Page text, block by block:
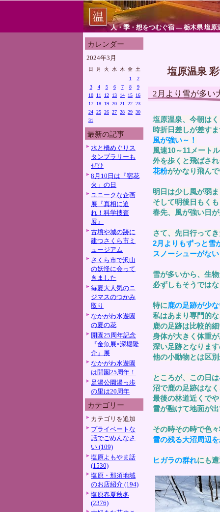
人・季・想をつむぐ宿 ― 栃木県 塩原
カレンダー
2024年3月
日 月 火 水 木 金
土
1
2
3
4 5 6 7 8
9
10
11 12 13 14 15
16
17
18 19 20 21 22 23
24 25 26 27 28 29 30
31
最新の記事
水と橋めぐりス
タンプラリーも
ぜひ
8月10日は『宿花
火」の日
ユニークな企画
展『真相に迫
れ！科学捜査
展』
古墳や城の跡に
建つさくら市ミ
ュージアム
さくら市で沢山
の妖怪に会って
きました
毎夏大人気のニ
ジマスのつかみ
取り
なかがわ水遊園
の夏の花
開園25周年記念
『金魚展×深堀隆
介』展
なかがわ水遊園
は開園25周年！
足湯公園湯っ歩
の里は20周年
カテゴリー
カテゴリを追加
プライベートな
話でごめんなさ
い (109)
塩原よもやま話
(1530)
塩原・那須地域
のお店紹介 (194)
塩原春夏秋冬
(2376)
塩原温泉
2月より雪が多い
塩原温泉、今朝は
時折日差しが差す
風が強い～！
風速10～11メート
外を歩くと飛ばさ
花粉がかなり飛ん
明日は少し風が弱
そして明後日もく
春先、風が強い日
さて、先日行って
2月よりもずっと雪
スノーシューがな
雪が多いから、生
必ずしもそうでは
特に鹿の足跡が少
私はあまり専門的
鹿の足跡は比較的
身体が大きく体重
深い足跡となりま
他の小動物とは区
ところが、この日は
沼で鹿の足跡はな
最後の林道近くで
雪が融けて地面が
その時その時で色
雪の残る大沼周辺
ヒガラの群れにも